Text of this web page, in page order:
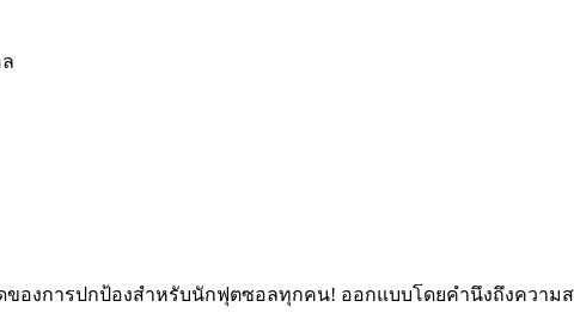
องการปกป้องสำหรับนักฟุตซอลทุกคน! ออกแบบโดยคำนึงถึงความ